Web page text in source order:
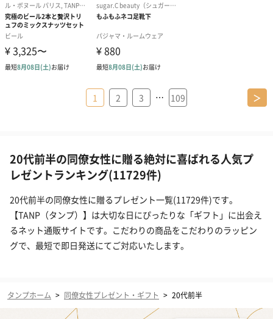
1 2 3 … 109 ＞
20代前半の同僚女性に贈る絶対に喜ばれる人気プ
レゼントランキング(11729件)
20代前半の同僚女性に贈るプレゼント一覧(11729件)です。
【TANP（タンプ）】は大切な日にぴったりな「ギフト」に出会え
るネット通販サイトです。こだわりの商品をこだわりのラッピン
グで、最短で即日発送にてご対応いたします。
タンプホーム > 同僚女性プレゼント・ギフト > 20代前半